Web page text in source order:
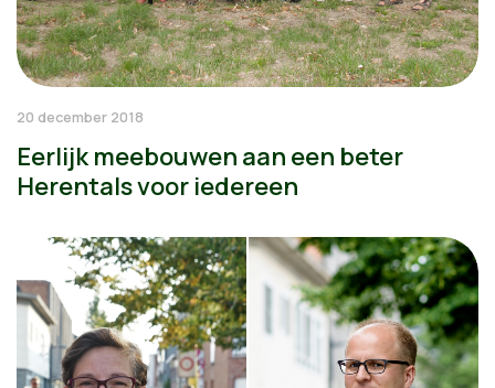
20 december 2018
Eerlijk meebouwen aan een beter
Herentals voor iedereen